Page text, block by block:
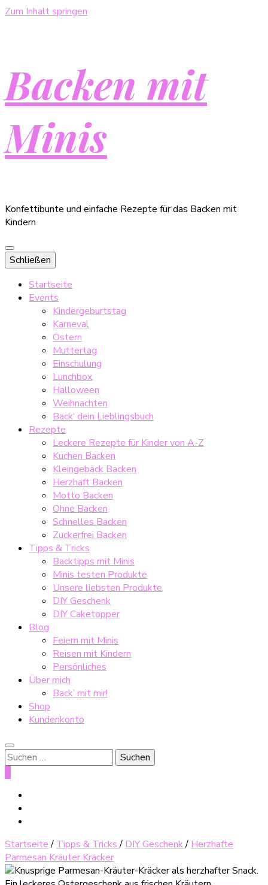
Zum Inhalt springen
Backen mit
Minis
Konfettibunte und einfache Rezepte für das Backen mit
Kindern
Schließen
Startseite
Events
Kindergeburtstag
Karneval
Ostern
Muttertag
Einschulung
Lunchbox
Halloween
Weihnachten
Back‘ dein Lieblingsbuch
Rezepte
Leckere Rezepte für Kinder von A-Z
Kuchen Backen
Kleingebäck Backen
Herzhaft Backen
Motto Backen
Ohne Backen
Schnelles Backen
Zuckerfrei Backen
Tipps & Tricks
Backtipps mit Minis
Minis testen Produkte
Unsere liebsten Produkte
DIY Geschenk
DIY Caketopper
Blog
Feiern mit Minis
Reisen mit Kindern
Persönliches
Über mich
Back’ mit mir!
Shop
Kundenkonto
Suche
nach:
Startseite / Tipps & Tricks/ DIY Geschenk/ Herzhafte
Parmesan Kräuter Kräcker